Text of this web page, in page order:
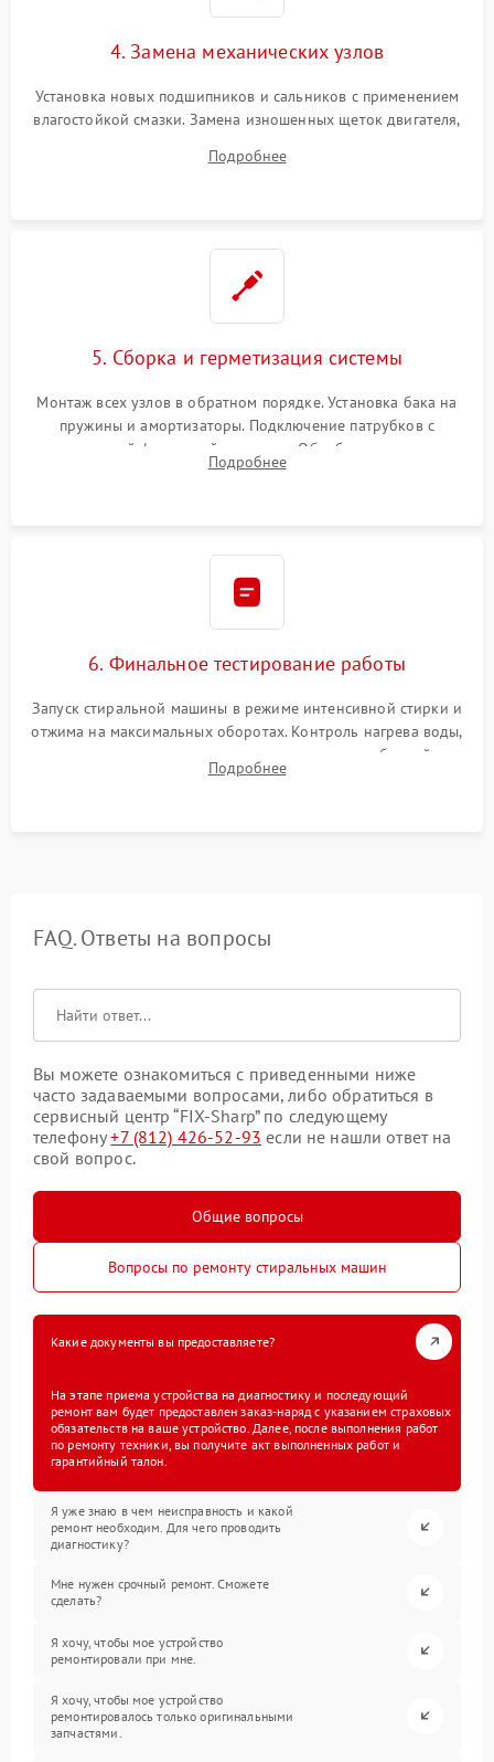
4. Замена механических узлов
Установка новых подшипников и сальников с применением
влагостойкой смазки. Замена изношенных щеток двигателя,
или поврежденной резиновой манжеты.
Подробнее
5. Сборка и герметизация системы
Монтаж всех узлов в обратном порядке. Установка бака на
пружины и амортизаторы. Подключение патрубков с
надежной фиксацией хомутами. Обработка стыков
герметиком для предотвращения возможных протечек воды.
Подробнее
6. Финальное тестирование работы
Запуск стиральной машины в режиме интенсивной стирки и
отжима на максимальных оборотах. Контроль нагрева воды,
корректности слива, отсутствия излишних вибраций,
посторонних стуков и протечек под корпусом.
Подробнее
FAQ. Ответы на вопросы
Вы можете ознакомиться с приведенными ниже
часто задаваемыми вопросами, либо обратиться в
сервисный центр “FIX-Sharp” по следующему
телефону+7 (812) 426-52-93 если не нашли ответ на
свой вопрос.
Общие вопросы
Вопросы по ремонту стиральных машин
Какие документы вы предоставляете?
На этапе приема устройства на диагностику и последующий
ремонт вам будет предоставлен заказ-наряд с указанием страховых
обязательств на ваше устройство. Далее, после выполнения работ
по ремонту техники, вы получите акт выполненных работ и
гарантийный талон.
Я уже знаю в чем неисправность и какой
ремонт необходим. Для чего проводить
диагностику?
Мне нужен срочный ремонт. Сможете
сделать?
Я хочу, чтобы мое устройство
ремонтировали при мне.
Я хочу, чтобы мое устройство
ремонтировалось только оригинальными
запчастями.